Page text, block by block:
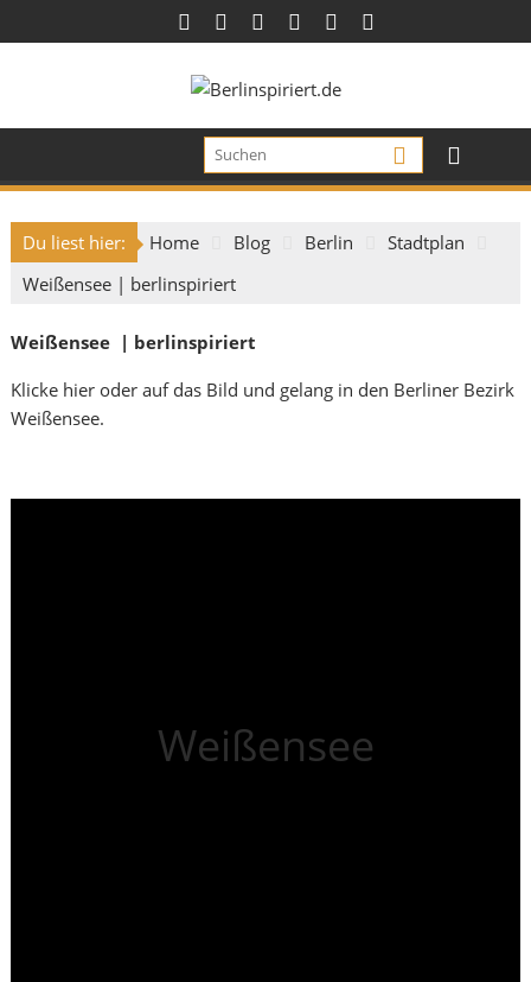
to
Du liest hier: Home Blog Berlin
Stadtplan
Weißensee | berlinspiriert
Weißensee | berlinspiriert
Klicke hier oder auf das Bild und gelang in den Berliner Bezirk
Weißensee.
Weißensee